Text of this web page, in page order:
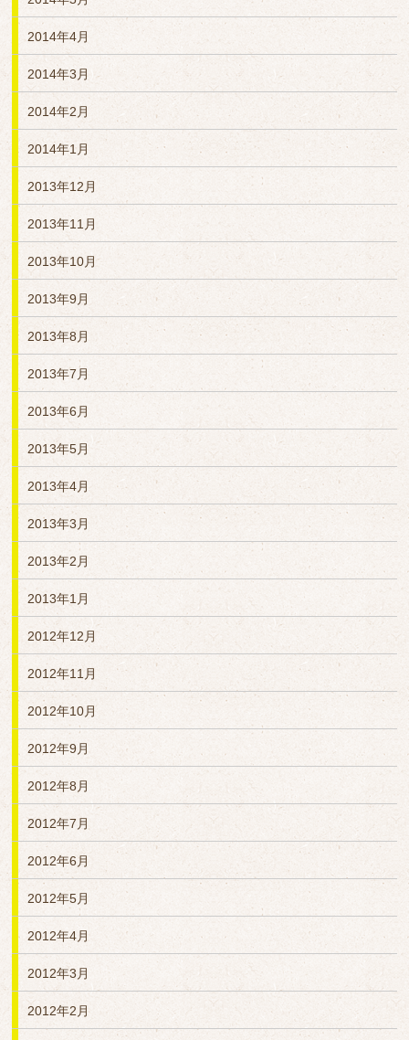
2014年4月
2014年3月
2014年2月
2014年1月
2013年12月
2013年11月
2013年10月
2013年9月
2013年8月
2013年7月
2013年6月
2013年5月
2013年4月
2013年3月
2013年2月
2013年1月
2012年12月
2012年11月
2012年10月
2012年9月
2012年8月
2012年7月
2012年6月
2012年5月
2012年4月
2012年3月
2012年2月